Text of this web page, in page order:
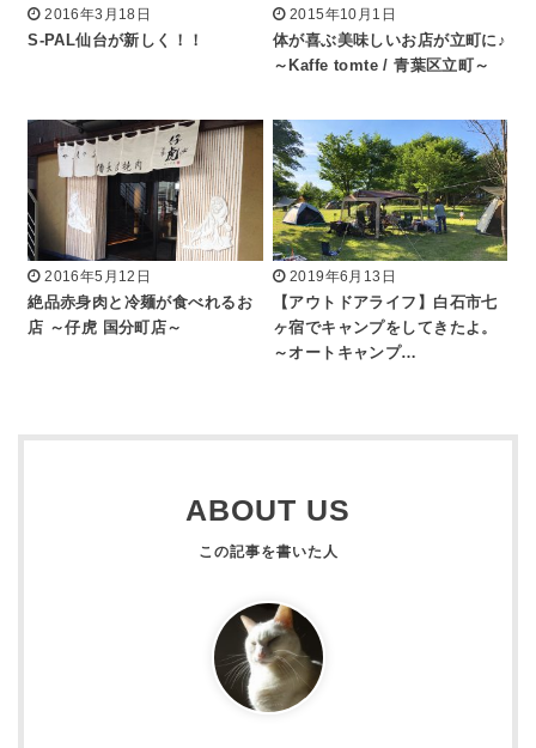
2016年3月18日
S-PAL仙台が新しく！！
2015年10月1日
体が喜ぶ美味しいお店が立町に♪
～Kaffe tomte / 青葉区立町～
2016年5月12日
絶品赤身肉と冷麺が食べれるお
店 ～仔虎 国分町店～
2019年6月13日
【アウトドアライフ】白石市七
ヶ宿でキャンプをしてきたよ。
～オートキャンプ…
ABOUT US